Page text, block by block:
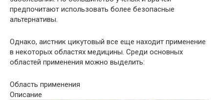
предпочитают использовать более безопасные
альтернативы.
Однако, аистник цикутовый все еще находит применение
в некоторых областях медицины. Среди основных
областей применения можно выделить:
Область применения
Описание